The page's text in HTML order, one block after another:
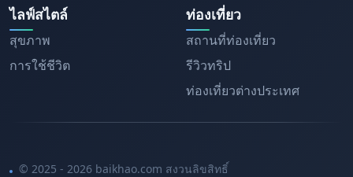
ไลฟ์สไตล์
สุขภาพ
การใช้ชีวิต
ท่องเที่ยว
สถานที่ท่องเที่ยว
รีวิวทริป
ท่องเที่ยวต่างประเทศ
© 2025 - 2026 baikhao.com สงวนลิขสิทธิ์